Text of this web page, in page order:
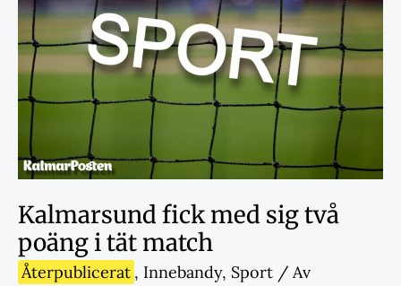
Kalmarsund fick med sig två
poäng i tät match
Återpublicerat , Innebandy, Sport / Av